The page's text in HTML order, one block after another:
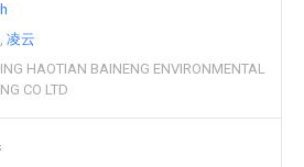
凌云
HAOTIAN BAINENG ENVIRONMENTAL
CO LTD